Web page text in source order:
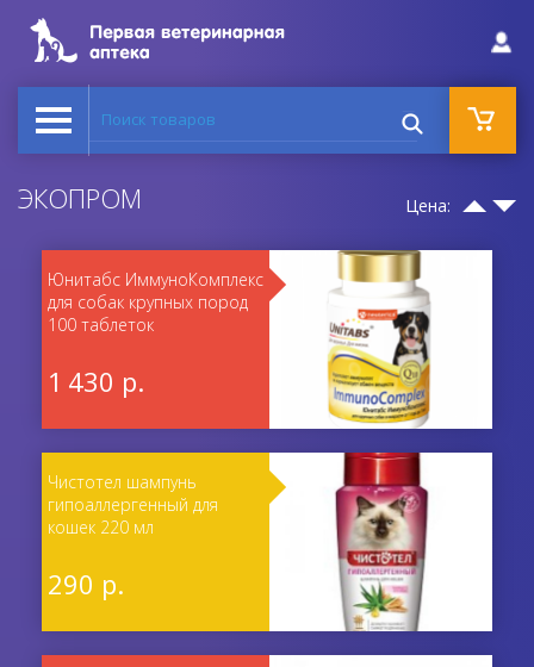
Поиск товаров
ЭКОПРОМ Цена:
Юнитабс ИммуноКомплекс
для собак крупных пород
100 таблеток
1 430 р.
Чистотел шампунь
гипоаллергенный для
кошек 220 мл
290 р.